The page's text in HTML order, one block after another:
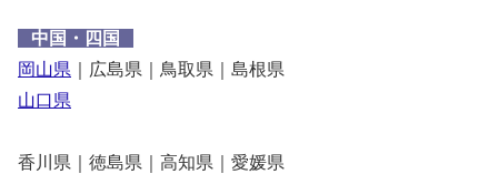
中国・四国
岡山県 ｜広島県｜鳥取県｜島根県
山口県
香川県｜徳島県｜高知県｜愛媛県